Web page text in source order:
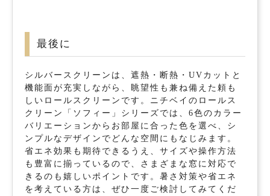
最後に
シルバースクリーンは、遮熱・断熱・UVカットと
機能面が充実しながら、眺望性も兼ね備えた頼も
しいロールスクリーンです。ニチベイのロールス
クリーン「ソフィー」シリーズでは、6色のカラー
バリエーションからお部屋に合った色を選べ、シ
ンプルなデザインでどんな空間にもなじみます。
省エネ効果も期待できるうえ、サイズや操作方法
も豊富に揃っているので、さまざまな窓に対応で
きるのも嬉しいポイントです。暑さ対策や省エネ
を考えている方は、ぜひ一度ご検討してみてくだ